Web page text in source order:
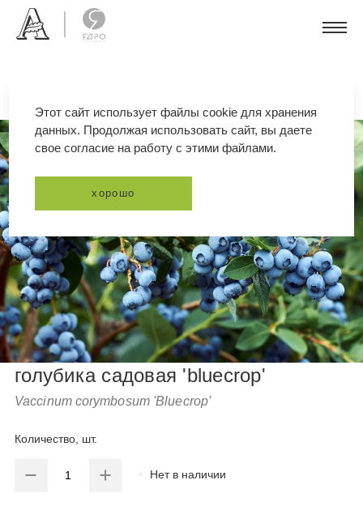
голубика садовая 'bluecrop'
Vaccinum corymbosum 'Bluecrop'
Количество, шт.
Нет в наличии
Этот сайт использует файлы cookie для хранения
данных. Продолжая использовать сайт, вы даете
свое согласие на работу с этими файлами.
хорошо